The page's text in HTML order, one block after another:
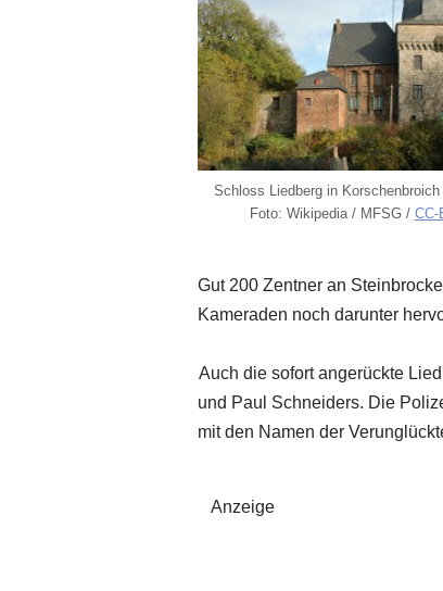
Schloss Liedberg in
Foto: Wikipedia / MFSG / CC-
Gut 200 Zentner an
Kameraden noch darunter
Auch die sofort angerückte
und Paul Schneiders. Die
mit den Namen der
Anzeige